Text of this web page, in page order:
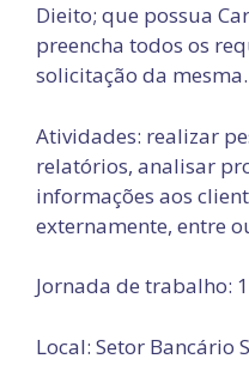
Dieito; que possua
preencha todos os
solicitação da mesma.
Atividades: realizar
relatórios, analisar
informações aos
externamente, entre
Jornada de trabalho:
Local: Setor Bancário